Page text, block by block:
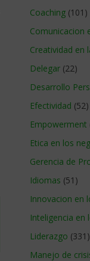
Coaching (101)
Comunicacion
Creatividad en
Delegar (22)
Desarrollo
Efectividad (52)
Empowerment
Etica en los
Gerencia de
Idiomas (51)
Innovacion en
Inteligencia en
Liderazgo (331)
Manejo de